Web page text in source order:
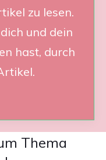
zu lesen.
und dein
hast, durch
Thema